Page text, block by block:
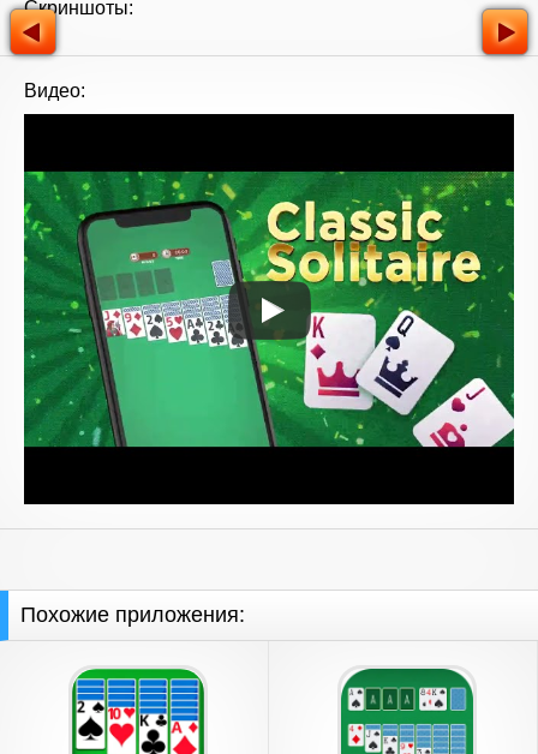
Скриншоты:
Видео:
Похожие приложения: